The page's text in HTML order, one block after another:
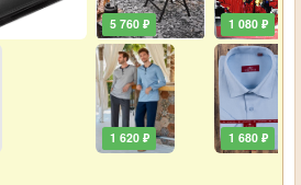
5 760 ₽
1 620 ₽
1 080 ₽
1 680 ₽